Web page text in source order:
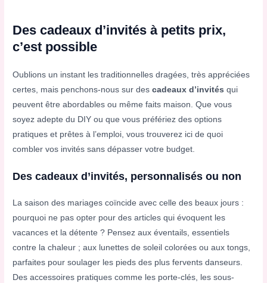
Des cadeaux d’invités à petits prix,
c’est possible
Oublions un instant les traditionnelles dragées, très appréciées
certes, mais penchons-nous sur descadeaux d’invités qui
peuvent être abordables ou même faits maison. Que vous
soyez adepte du DIY ou que vous préfériez des options
pratiques et prêtes à l’emploi, vous trouverez ici de quoi
combler vos invités sans dépasser votre budget.
Des cadeaux d’invités, personnalisés ou non
La saison des mariages coïncide avec celle des beaux jours :
pourquoi ne pas opter pour des articles qui évoquent les
vacances et la détente ? Pensez aux éventails, essentiels
contre la chaleur ; aux lunettes de soleil colorées ou aux tongs,
parfaites pour soulager les pieds des plus fervents danseurs.
Des accessoires pratiques comme les porte-clés, les sous-